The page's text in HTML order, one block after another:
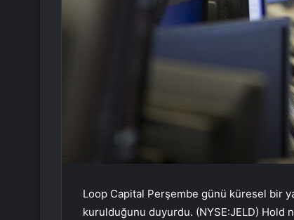
Loop Capital Perşembe günü küresel bir
kurulduğunu duyurdu. (NYSE:JELD)